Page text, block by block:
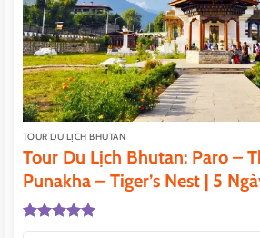
TOUR DU LỊCH BHUTAN
Tour Du Lịch Bhutan: Paro –
Punakha – Tiger’s Nest | 5